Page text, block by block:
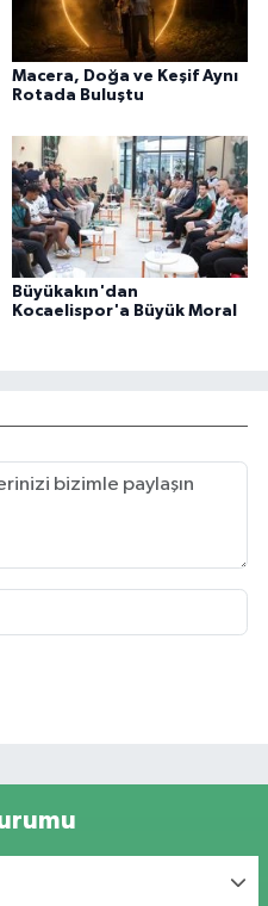
Macera, Doğa ve Keşif Aynı
Rotada Buluştu
Büyükakın'dan
Kocaelispor'a Büyük Moral